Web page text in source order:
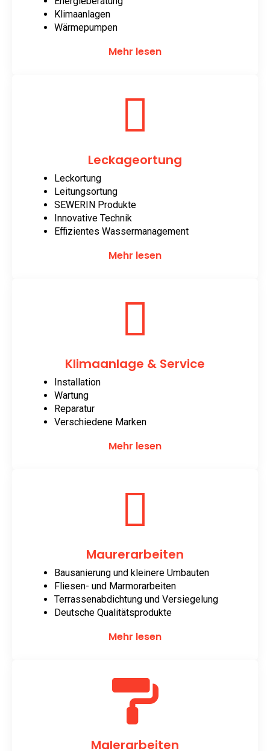
Klimaanlagen
Wärmepumpen
Mehr lesen
Leckageortung
Leckortung
Leitungsortung
SEWERIN Produkte
Innovative Technik
Effizientes Wassermanagement
Mehr lesen
Klimaanlage & Service
Installation
Wartung
Reparatur
Verschiedene Marken
Mehr lesen
Maurerarbeiten
Bausanierung und kleinere Umbauten
Fliesen- und Marmorarbeiten
Terrassenabdichtung und Versiegelung
Deutsche Qualitätsprodukte
Mehr lesen
Malerarbeiten